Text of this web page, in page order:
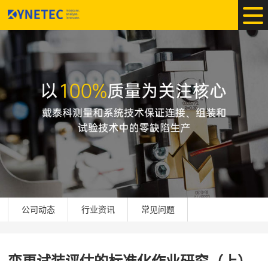
公司动态 行业资讯 常见问题